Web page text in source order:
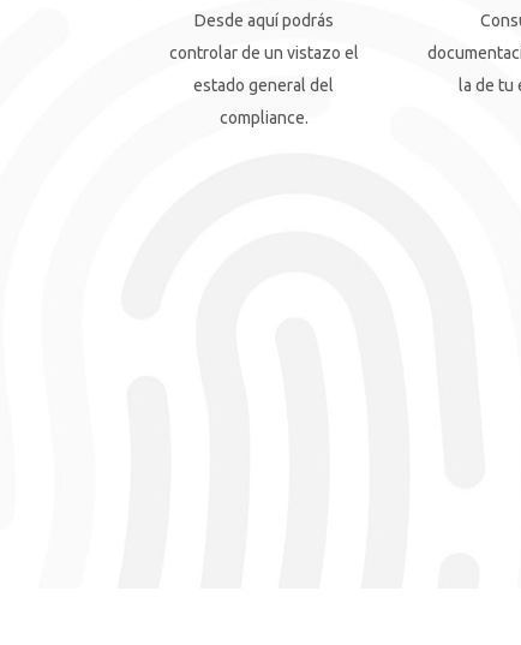
Desde aquí podrás
controlar de un vistazo el
estado general del
compliance.
la de tu